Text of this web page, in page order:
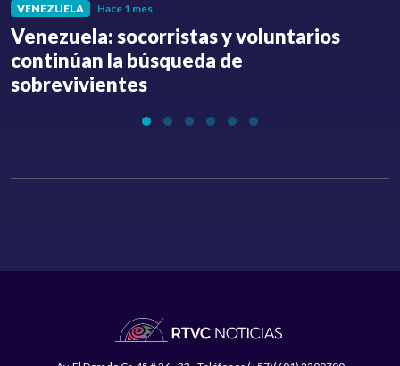
VENEZUELA Hace 1 mes
Venezuela: socorristas y voluntarios
continúan la búsqueda de
sobrevivientes